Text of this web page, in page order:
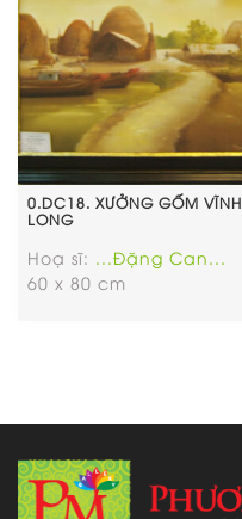
0.DC18. XƯỞNG GỐM VĨNH
LONG
Hoạ sĩ: ...Đặng Can...
60 x 80 cm